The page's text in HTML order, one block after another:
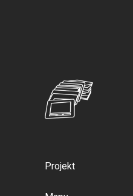
Projekt